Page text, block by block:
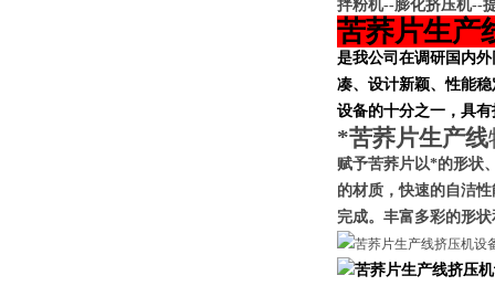
拌粉机--膨化挤压机--
苦荞片生产
是我公司在调研国内
凑、设计新颖、性能
设备的十分之一，具
*苦荞片生产线
赋予苦荞片以*的形状
的材质，快速的自洁
完成。丰富多彩的形